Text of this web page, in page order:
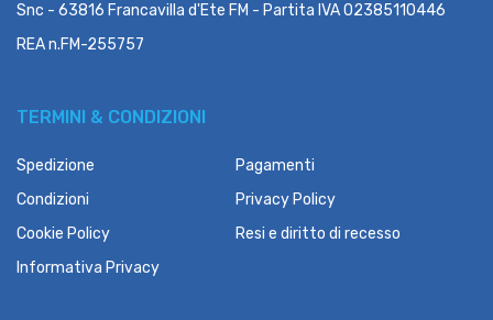
Snc - 63816 Francavilla d'Ete FM - Partita IVA 02385110446
REA n.FM-255757
TERMINI & CONDIZIONI
Spedizione
Pagamenti
Condizioni
Privacy Policy
Cookie Policy
Resi e diritto di recesso
Informativa Privacy